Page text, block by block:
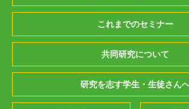
これまでのセミナー
共同研究について
研究を志す学生・生徒さん